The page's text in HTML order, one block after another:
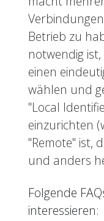
Betrieb zu
notwendig
einen
wählen und
"Local
einzurichten
"Remote" ist,
und anders
Folgende
interessieren: